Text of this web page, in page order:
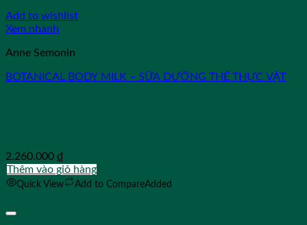
Add to wishlist
Xem nhanh
Anne Semonin
BOTANICAL BODY MILK – SỮA DƯỠNG THỂ THỰC VẬT
2.260.000 ₫
Thêm vào giỏ hàng
Quick View Add to CompareAdded